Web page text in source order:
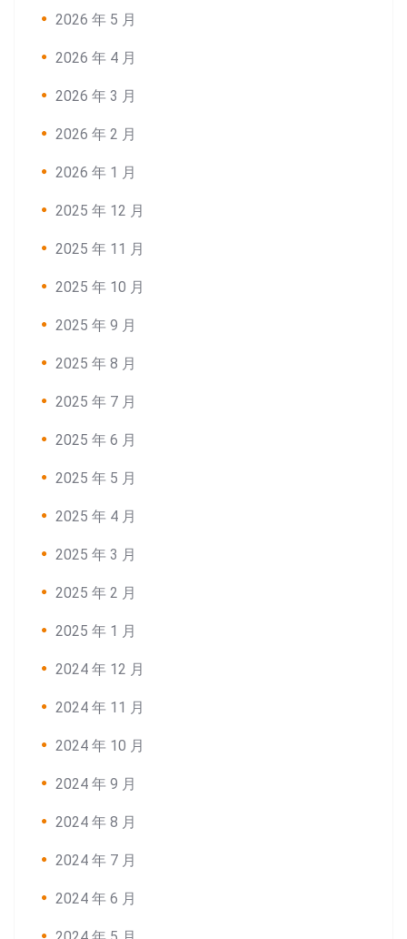
Search:
2026 年 5 月
2026 年 4 月
2026 年 3 月
2026 年 2 月
2026 年 1 月
2025 年 12 月
2025 年 11 月
2025 年 10 月
2025 年 9 月
2025 年 8 月
2025 年 7 月
2025 年 6 月
2025 年 5 月
2025 年 4 月
2025 年 3 月
2025 年 2 月
2025 年 1 月
2024 年 12 月
2024 年 11 月
2024 年 10 月
2024 年 9 月
2024 年 8 月
2024 年 7 月
2024 年 6 月